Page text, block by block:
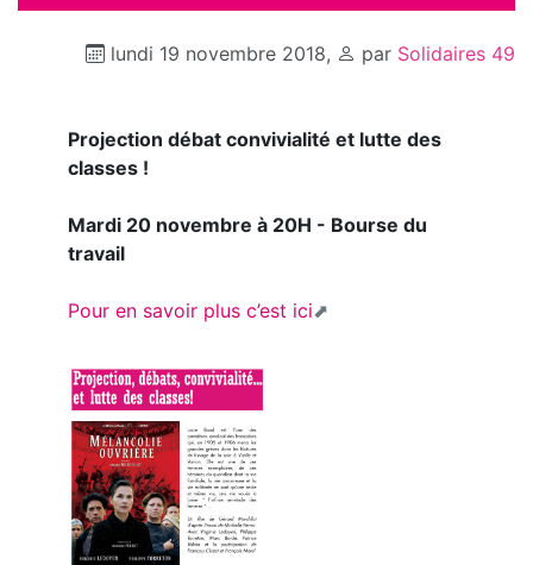
lundi 19 novembre 2018, par Solidaires 49
Projection débat convivialité et lutte des
classes !
Mardi 20 novembre à 20H - Bourse du
travail
Pour en savoir plus c’est ici